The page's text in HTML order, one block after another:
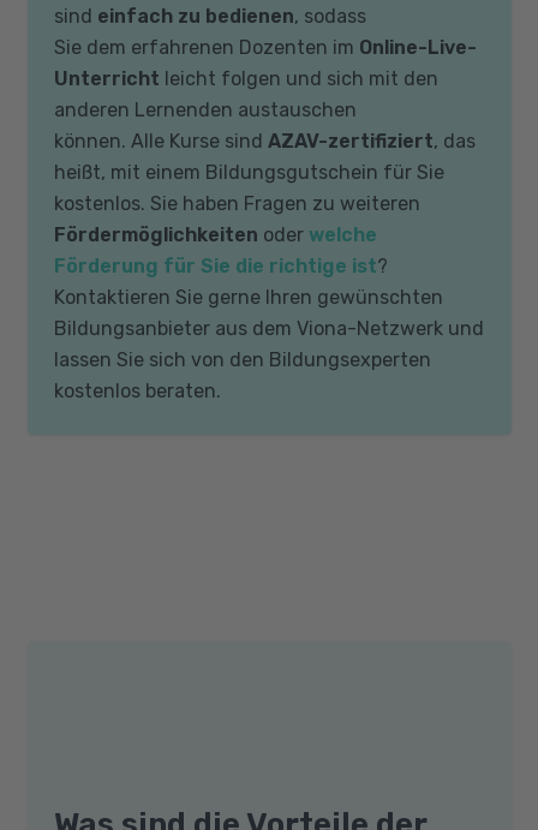
sind einfach zu bedienen, sodass
Sie dem erfahrenen Dozenten im Online-Live-
Unterricht leicht folgen und sich mit den
anderen Lernenden austauschen
können. Alle Kurse sind AZAV-zertifiziert, das
heißt, mit einem Bildungsgutschein für Sie
kostenlos. Sie haben Fragen zu weiteren
Fördermöglichkeiten oder welche
Förderung für Sie die richtige ist?
Kontaktieren Sie gerne Ihren gewünschten
Bildungsanbieter aus dem Viona-Netzwerk und
lassen Sie sich von den Bildungsexperten
kostenlos beraten.